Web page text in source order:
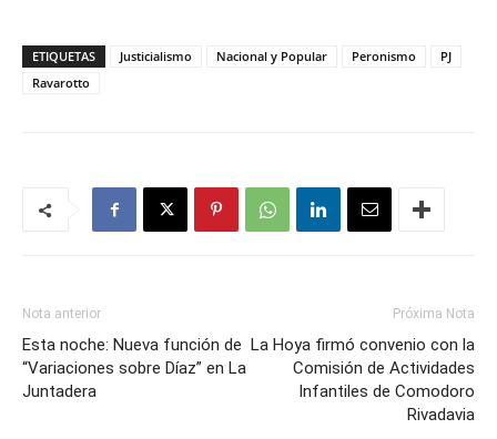
ETIQUETAS Justicialismo Nacional y Popular Peronismo
PJ
Ravarotto
Nota anterior
Esta noche: Nueva función de
“Variaciones sobre Díaz” en La
Juntadera
Próxima Nota
La Hoya firmó convenio con la
Comisión de Actividades
Infantiles de Comodoro
Rivadavia